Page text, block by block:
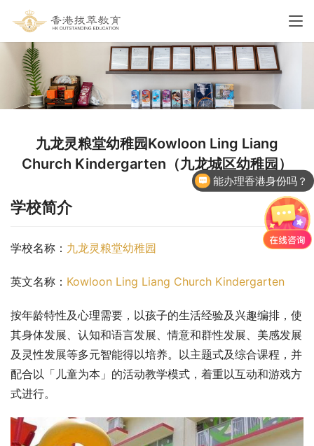
九龙灵粮堂幼稚园Kowloon Ling Liang
Church Kindergarten（九龙城区幼稚园）
学校简介
学校名称： 九龙灵粮堂幼稚园
英文名称： Kowloon Ling Liang Church Kindergarten
按年龄特性及心理需要，以孩子的生活经验及兴趣编排，使
其身体发展、认知和语言发展、情意和群性发展、美感发展
及灵性发展等多元智能得以培养。以主题式及综合课程，并
配合以「儿童为本」的活动教学模式，着重以互动和游戏方
式进行。
能办理香港身份吗？
香港国际学校申请